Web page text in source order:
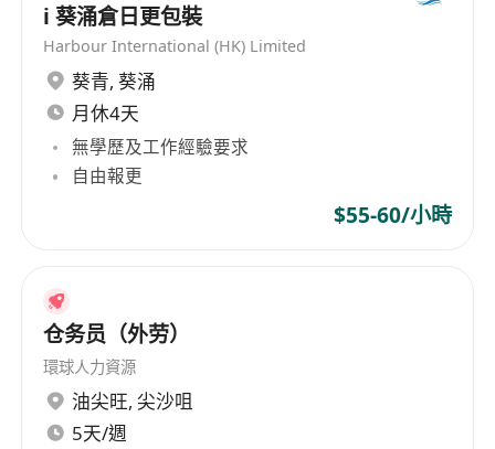
上水勞工處
日期：5月13日 (星期三)
地點︰上水龍琛路39號上水廣場20樓*********室
時間︰14:00 - 16:30
*如欲見工者，請自行與勞工處預約*
時間︰10:00 - 13:00
黃大仙中心美心烘焙所招聘
日期：5月18日 (星期一)
地點︰九龍黃大仙中心南館地下G11號舖 (地鐵站C1
i 葵涌倉日更包裝
Harbour International (HK) Limited
葵青, 葵涌
月休4天
無學歷及工作經驗要求
自由報更
$55-60/小時
仓务员（外劳）
環球人力資源
油尖旺, 尖沙咀
5天/週